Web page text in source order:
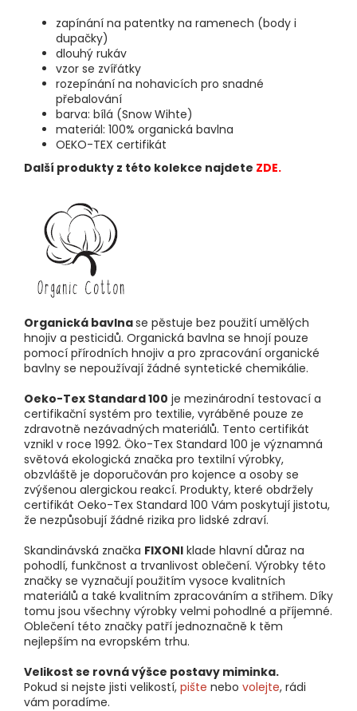
zapínání na patentky na ramenech (body i
dupačky)
dlouhý rukáv
vzor se zvířátky
rozepínání na nohavicích pro snadné
přebalování
barva: bílá (Snow Wihte)
materiál: 100% organická bavlna
OEKO-TEX certifikát
Další produkty z této kolekce najdete ZDE.
Organická bavlnase pěstuje bez použití umělých
hnojiv a pesticidů. Organická bavlna se hnojí pouze
pomocí přírodních hnojiv a pro zpracování organické
bavlny se nepoužívají žádné syntetické chemikálie.
Oeko-Tex Standard 100 je mezinárodní testovací a
certifikační systém pro textilie, vyráběné pouze ze
zdravotně nezávadných materiálů. Tento certifikát
vznikl v roce 1992. Öko-Tex Standard 100 je významná
světová ekologická značka pro textilní výrobky,
obzvláště je doporučován pro kojence a osoby se
zvýšenou alergickou reakcí. Produkty, které obdržely
certifikát Oeko-Tex Standard 100 Vám poskytují jistotu,
že nezpůsobují žádné rizika pro lidské zdraví.
Skandinávská značka FIXONI klade hlavní důraz na
pohodlí, funkčnost a trvanlivost oblečení. Výrobky této
značky se vyznačují použitím vysoce kvalitních
materiálů a také kvalitním zpracováním a střihem. Díky
tomu jsou všechny výrobky velmi pohodlné a příjemné.
Oblečení této značky patří jednoznačně k těm
nejlepším na evropském trhu.
Velikost se rovná výšce postavy miminka.
Pokud si nejste jisti velikostí, pište nebo volejte, rádi
vám poradíme.